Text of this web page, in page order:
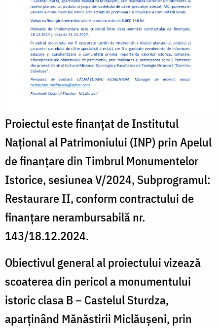
Proiectul este finanțat de Institutul
Național al Patrimoniului (INP) prin Apelul
de finanțare din Timbrul Monumentelor
Istorice, sesiunea V/2024, Subprogramul:
Restaurare II, conform contractului de
finanțare nerambursabilă nr.
143/18.12.2024.
Obiectivul general al proiectului vizează
scoaterea din pericol a monumentului
istoric clasa B – Castelul Sturdza,
aparținând Mănăstirii Miclăușeni, prin